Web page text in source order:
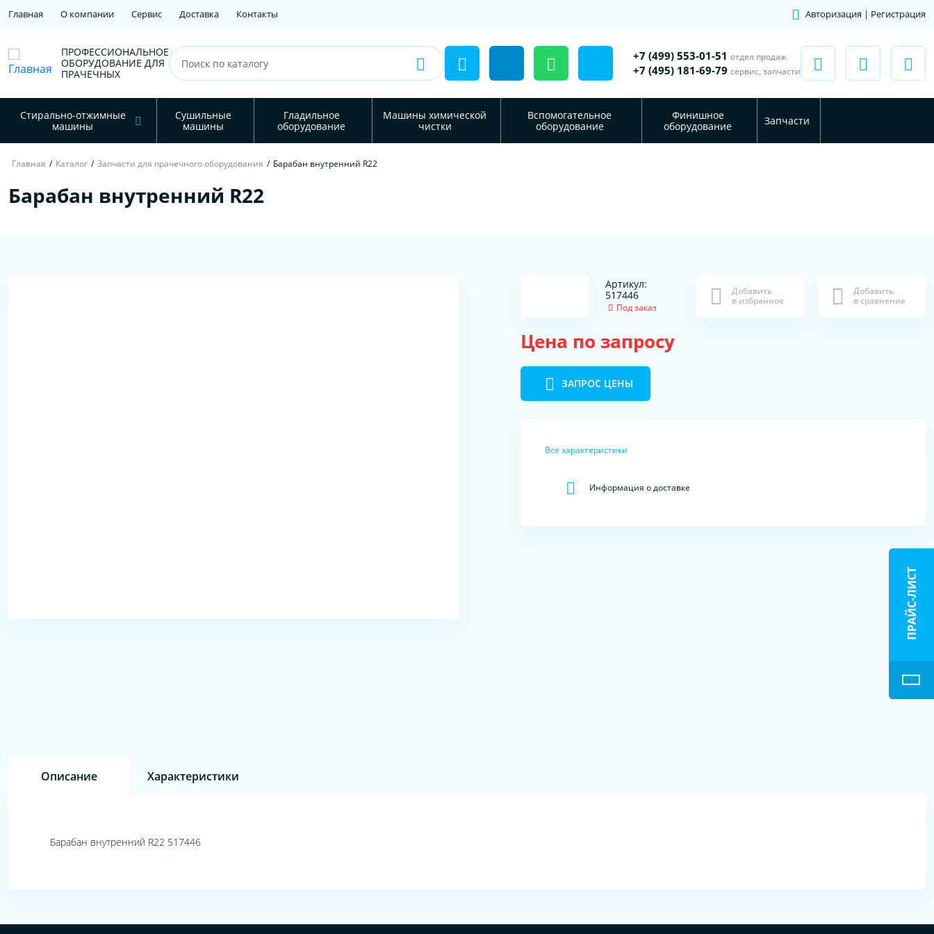
Главная О компании Сервис Доставка Контакты Авторизация | Регистрация
ПРОФЕССИОНАЛЬНОЕ
ОБОРУДОВАНИЕ ДЛЯ
ПРАЧЕЧНЫХ
+7 (499) 553-01-51 отдел продаж
+7 (495) 181-69-79 сервис, запчасти
Стирально-отжимные
машины
Сушильные
машины
Гладильное
оборудование
Машины химической
чистки
Вспомогательное
оборудование
Финишное
оборудование
Запчасти
Главная / Каталог / Запчасти для прачечного оборудования / Барабан внутренний R22
Барабан внутренний R22
Артикул:
517446
Под заказ
Добавить
в избранное
Добавить
в сравнение
Цена по запросу
ЗАПРОС ЦЕНЫ
Все характеристики
Информация о доставке
Описание Характеристики
Барабан внутренний R22 517446
ПРАЙС-ЛИСТ